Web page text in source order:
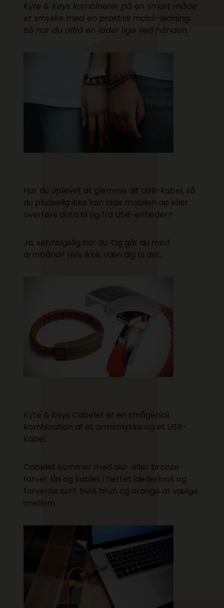
Kyte & Keys kombinerer på en smart måde
et smykke med en praktisk mobil-ledning.
Så har du altid en lader lige ved hånden.
Har du oplevet at glemme dit USB-kabel, så
du pludselig ikke kan lade mobilen op eller
overføre data til og fra USB-enheder?
Ja, selvfølgelig har du. Og går du med
armbånd? Hvis ikke, væn dig til det.
Kyte & Keys Cabelet er en smågenial
kombination af et armsmykke og et USB-
kabel.
Cabelet kommer med alu- eller bronze-
farvet lås og kablet i flettet læderlook og
farverne sort, hvid, brun og orange at vælge
imellem.